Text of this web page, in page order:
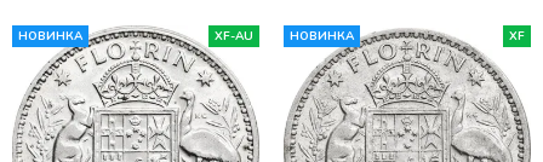
НОВИНКА XF-AU НОВИНКА XF